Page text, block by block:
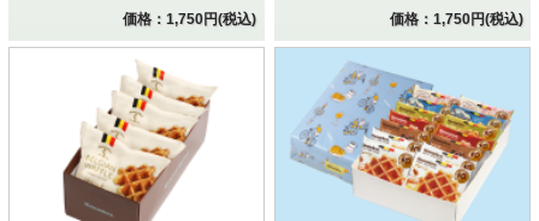
価格：1,750円(税込)
価格：1,750円(税込)